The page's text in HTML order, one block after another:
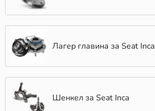
Лагер главина за Seat Inca
Шенкел за Seat Inca